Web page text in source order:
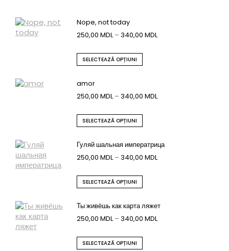
Nope, not today
250,00 MDL – 340,00 MDL
SELECTEAZĂ OPȚIUNI
amor
250,00 MDL – 340,00 MDL
SELECTEAZĂ OPȚIUNI
Гуляй шальная императрица
250,00 MDL – 340,00 MDL
SELECTEAZĂ OPȚIUNI
Ты живёшь как карта ляжет
250,00 MDL – 340,00 MDL
SELECTEAZĂ OPȚIUNI